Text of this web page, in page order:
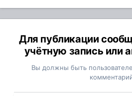
Для публикации
учётную запись или
Вы должны быть